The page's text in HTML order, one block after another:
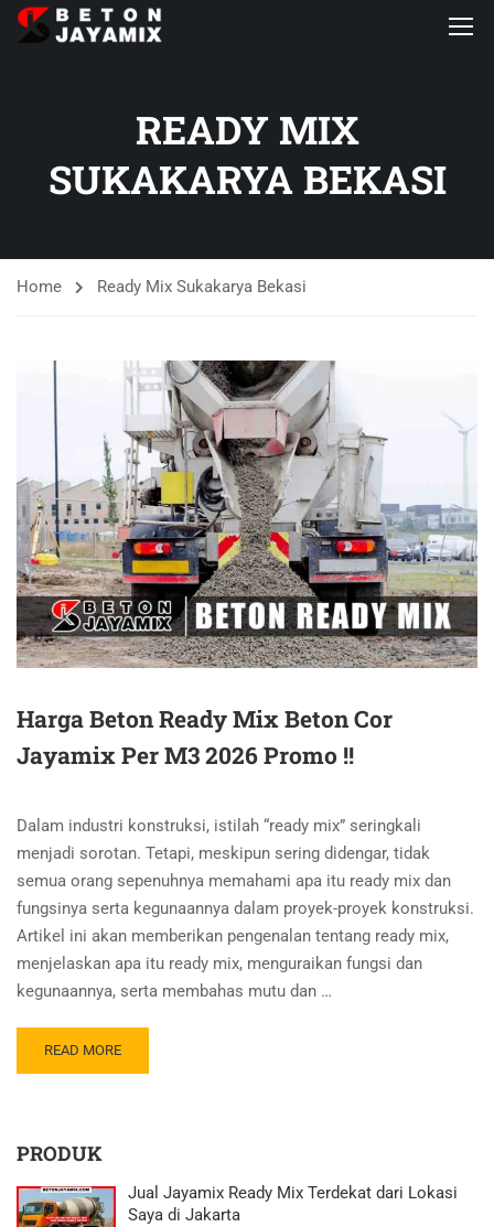
READY MIX
SUKAKARYA BEKASI
Home Ready Mix Sukakarya Bekasi
Harga Beton Ready Mix Beton Cor
Jayamix Per M3 2026 Promo !!
Dalam industri konstruksi, istilah “ready mix” seringkali
menjadi sorotan. Tetapi, meskipun sering didengar, tidak
semua orang sepenuhnya memahami apa itu ready mix dan
fungsinya serta kegunaannya dalam proyek-proyek konstruksi.
Artikel ini akan memberikan pengenalan tentang ready mix,
menjelaskan apa itu ready mix, menguraikan fungsi dan
kegunaannya, serta membahas mutu dan …
READ MORE
PRODUK
Jual Jayamix Ready Mix Terdekat dari Lokasi
Saya di Jakarta